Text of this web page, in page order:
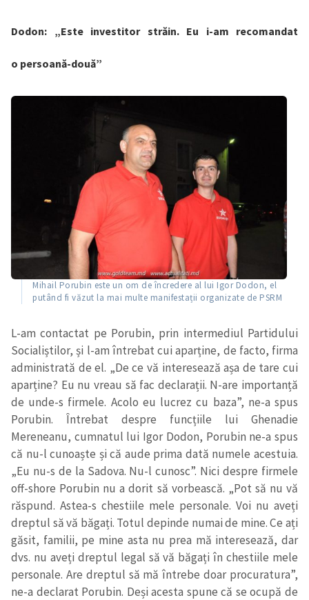
Dodon: „Este investitor străin. Eu i-am recomandat
o persoană-două”
Mihail Porubin este un om de încredere al lui Igor Dodon, el
putând fi văzut la mai multe manifestații organizate de PSRM
L-am contactat pe Porubin, prin intermediul Partidului
Socialiștilor, și l-am întrebat cui aparține, de facto, firma
administrată de el. „De ce vă interesează așa de tare cui
aparține? Eu nu vreau să fac declarații. N-are importanță
de unde-s firmele. Acolo eu lucrez cu baza”, ne-a spus
Porubin. Întrebat despre funcțiile lui Ghenadie
Mereneanu, cumnatul lui Igor Dodon, Porubin ne-a spus
că nu-l cunoaște și că aude prima dată numele acestuia.
„Eu nu-s de la Sadova. Nu-l cunosc”. Nici despre firmele
off-shore Porubin nu a dorit să vorbească. „Pot să nu vă
răspund. Astea-s chestiile mele personale. Voi nu aveți
dreptul să vă băgați. Totul depinde numai de mine. Ce ați
găsit, familii, pe mine asta nu prea mă interesează, dar
dvs. nu aveți dreptul legal să vă băgați în chestiile mele
personale. Are dreptul să mă întrebe doar procuratura”,
ne-a declarat Porubin. Deși acesta spune că se ocupă de